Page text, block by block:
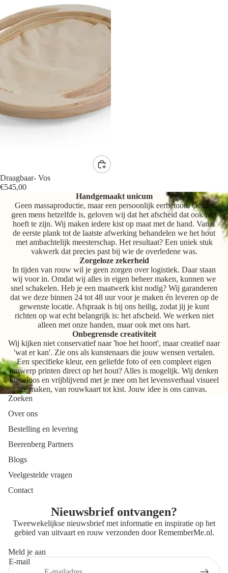
Draagbaar- Vos
€545,00
Handgemaakt unicum
Geen massaproductie, maar een persoonlijk eerbetoon. Omdat
geen mens hetzelfde is, geloven wij dat het afscheid dat ook niet
hoeft te zijn. Wij maken iedere kist op maat met de hand. Vanaf
de eerste plank tot de laatste afwerking behandelen we het hout
met ambachtelijk meesterschap. Het resultaat? Een uniek stuk
vakwerk dat precies past bij wie de overledene was.
Zorgeloze zekerheid
In tijden van rouw wil je geen zorgen over logistiek. Daar staan
wij voor in. Omdat wij alles in eigen beheer maken, kunnen we
snel schakelen. Heb je een maatwerk kist nodig? Wij garanderen
dat we deze binnen 24 tot 48 uur voor je maken én leveren op de
gewenste locatie. Afspraak is bij ons heilig, zodat jij je kunt
richten op wat echt belangrijk is: het afscheid. We werken niet
alleen met onze handen, maar ook met ons hart.
Onbegrensde creativiteit
Wij kijken niet conservatief naar 'hoe het hoort', maar creatief naar
'wat er kan'. Zie ons als kunstenaars die jouw wensen vertalen.
Een specifieke kleur, een geliefde foto of een compleet eigen
ontwerp printen direct op het hout? Alles is mogelijk. Wij denken
kosteloos en vrijblijvend met je mee om het levensverhaal visueel
te maken, van rouwkaart tot kist. Jouw idee is ons canvas.
Zoeken
Over ons
Bestelling en levering
Beerenberg Partners
Blogs
Veelgestelde vragen
Contact
Nieuwsbrief ontvangen?
Tweewekelijkse nieuwsbrief met informatie en inspiratie op het
gebied van uitvaart en rouw verzonden doorRememberMe.nl.
Meld je aan
E-mail